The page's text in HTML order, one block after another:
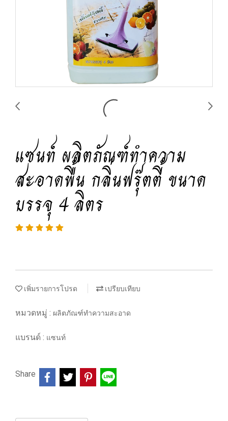
แซนท์ ผลิตภัณฑ์ทำความ
สะอาดพื้น กลิ่นฟรุ๊ตตี้ ขนาด
บรรจุ 4 ลิตร
เพิ่มรายการโปรด เปรียบเทียบ
หมวดหมู่ : ผลิตภัณฑ์ทำความสะอาด
แบรนด์ : แซนท์
Share